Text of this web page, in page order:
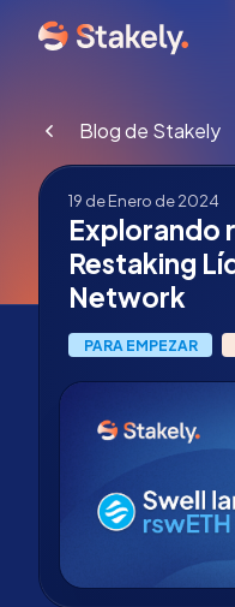
Blog de Stakely
19 de Enero de 2024
Explorando
Restaking
Network
PARA EMPEZAR